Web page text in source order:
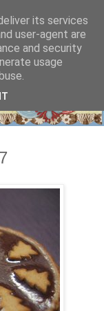
its services
user-agent are
and security
usage